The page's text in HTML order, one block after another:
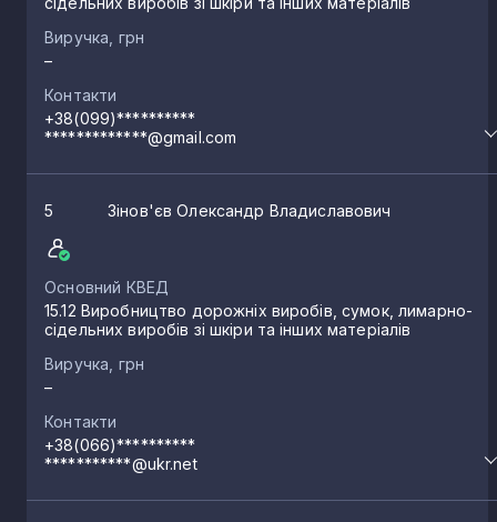
Виручка, грн
–
Контакти
+38(099)**********
*************@gmail.com
5 Зінов'єв Олександр Владиславович
Основний КВЕД
15.12 Виробництво дорожніх виробів, сумок, лимарно-
сідельних виробів зі шкіри та інших матеріалів
Виручка, грн
–
Контакти
+38(066)**********
***********@ukr.net